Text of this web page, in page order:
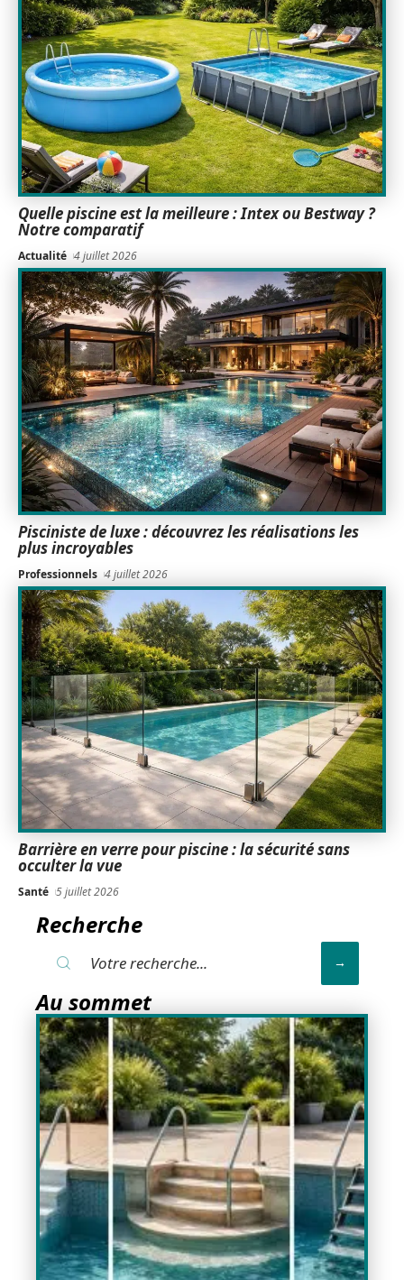
Quelle piscine est la meilleure : Intex ou Bestway ?
Notre comparatif
Actualité 4 juillet 2026
Pisciniste de luxe : découvrez les réalisations les
plus incroyables
Professionnels 4 juillet 2026
Barrière en verre pour piscine : la sécurité sans
occulter la vue
Santé 5 juillet 2026
Recherche
Au sommet